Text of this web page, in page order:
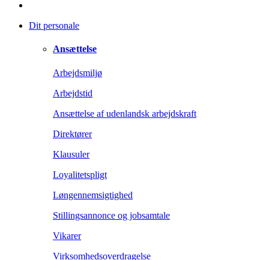
Dit personale
Ansættelse
Arbejdsmiljø
Arbejdstid
Ansættelse af udenlandsk arbejdskraft
Direktører
Klausuler
Loyalitetspligt
Løngennemsigtighed
Stillingsannonce og jobsamtale
Vikarer
Virksomhedsoverdragelse